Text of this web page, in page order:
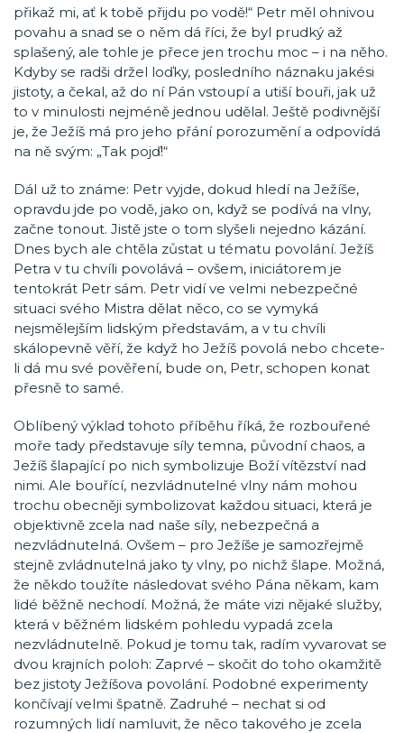
přikaž mi, ať k tobě přijdu po vodě!“ Petr měl ohnivou
povahu a snad se o něm dá říci, že byl prudký až
splašený, ale tohle je přece jen trochu moc – i na něho.
Kdyby se radši držel loďky, posledního náznaku jakési
jistoty, a čekal, až do ní Pán vstoupí a utiší bouři, jak už
to v minulosti nejméně jednou udělal. Ještě podivnější
je, že Ježíš má pro jeho přání porozumění a odpovídá
na ně svým: „Tak pojď!“
Dál už to známe: Petr vyjde, dokud hledí na Ježíše,
opravdu jde po vodě, jako on, když se podívá na vlny,
začne tonout. Jistě jste o tom slyšeli nejedno kázání.
Dnes bych ale chtěla zůstat u tématu povolání. Ježíš
Petra v tu chvíli povolává – ovšem, iniciátorem je
tentokrát Petr sám. Petr vidí ve velmi nebezpečné
situaci svého Mistra dělat něco, co se vymyká
nejsmělejším lidským představám, a v tu chvíli
skálopevně věří, že když ho Ježíš povolá nebo chcete-
li dá mu své pověření, bude on, Petr, schopen konat
přesně to samé.
Oblíbený výklad tohoto příběhu říká, že rozbouřené
moře tady představuje síly temna, původní chaos, a
Ježíš šlapající po nich symbolizuje Boží vítězství nad
nimi. Ale bouřící, nezvládnutelné vlny nám mohou
trochu obecněji symbolizovat každou situaci, která je
objektivně zcela nad naše síly, nebezpečná a
nezvládnutelná. Ovšem – pro Ježíše je samozřejmě
stejně zvládnutelná jako ty vlny, po nichž šlape. Možná,
že někdo toužíte následovat svého Pána někam, kam
lidé běžně nechodí. Možná, že máte vizi nějaké služby,
která v běžném lidském pohledu vypadá zcela
nezvládnutelně. Pokud je tomu tak, radím vyvarovat se
dvou krajních poloh: Zaprvé – skočit do toho okamžitě
bez jistoty Ježíšova povolání. Podobné experimenty
končívají velmi špatně. Zadruhé – nechat si od
rozumných lidí namluvit, že něco takového je zcela